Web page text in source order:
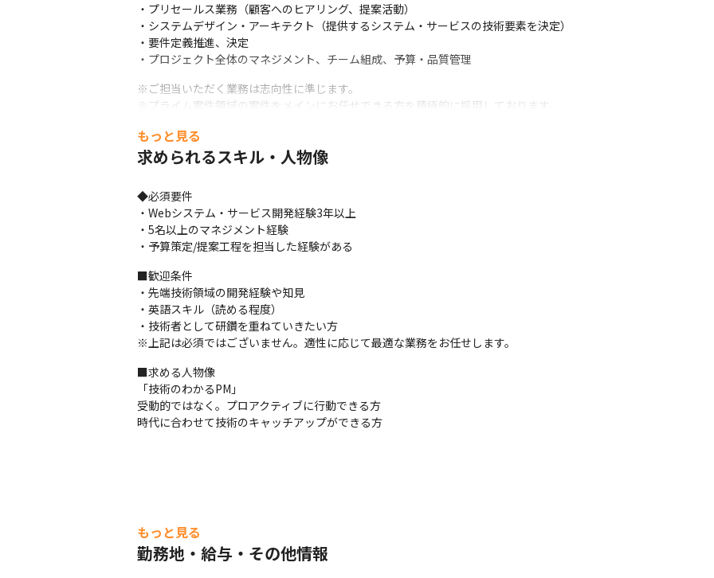
・プリセールス業務（顧客へのヒアリング、提案活動）
・システムデザイン・アーキテクト（提供するシステム・サービスの技術要素を決定）
・要件定義推進、決定
・プロジェクト全体のマネジメント、チーム組成、予算・品質管理
※ご担当いただく業務は志向性に準じます。
※プライム案件領域の案件をメインにお任せできる方を積極的に採用しております。
【PJ概要について】
PJサイズは、小規模3~10名・中規模10~30名・大規模50名~
と多種多様にあり、ご希望・ご経験に合わせて検討いたします。
■採用技術/フレームワークサンプル
フロントエンド層:
TypeScript /JavaScript/Next/React/Vue/Angular/Astro
アプリ層：
Driven Development)
モバイル：
Flutter/Kotlin/swift/React Native/Dart/Firebase
インフラ層：
AWS/Azure/Google Cloud/Kubernetes（EKS / GKE）/IaC（Terraform / CDK / Pulumi）/GitOps（ArgoCD /
SaaS/OSS活用：
Slack/Teams/GoogleWorkspace/Backlog/Box/Auth0 / Firebase Auth/GitHub Actions / GitLab CI
データ/AI層：Gemini/ChatGPT/ClaudCode//Devin/cursor/Antigravity/Vector Database（Milvus / Weaviate /
Generation）/Feature Store（Feast / Vertex AI Feature Store）/BigQuery / Snowflake/MLOps（MLflow /
～真に顧客にフィットしたベストエフォートのシステム構築を行い、投資対効果を最大化していく～
幅広い技術領域をカバーできる当社だからこそできるのが、無数にある技術選択肢から顧客にフィットした技術構
もっと見る
求められるスキル・人物像
◆必須要件
・Webシステム・サービス開発経験3年以上
・5名以上のマネジメント経験
・予算策定/提案工程を担当した経験がある
■歓迎条件
・先端技術領域の開発経験や知見
・英語スキル（読める程度）
・技術者として研鑽を重ねていきたい方
※上記は必須ではございません。適性に応じて最適な業務をお任せします。
■求める人物像
「技術のわかるPM」
受動的ではなく。プロアクティブに行動できる方
時代に合わせて技術のキャッチアップができる方
もっと見る
勤務地・給与・その他情報